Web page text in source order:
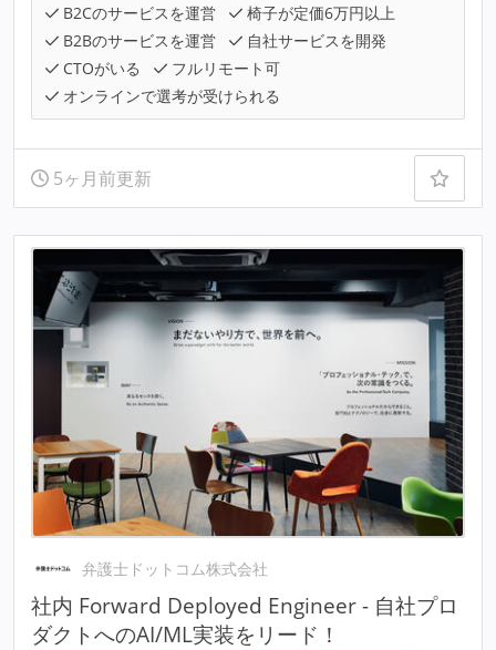
B2Cのサービスを運営
椅子が定価6万円以上
B2Bのサービスを運営
自社サービスを開発
CTOがいる
フルリモート可
オンラインで選考が受けられる
5ヶ月前更新
弁護士ドットコム株式会社
社内 Forward Deployed Engineer - 自社プロ
ダクトへのAI/ML実装をリード！